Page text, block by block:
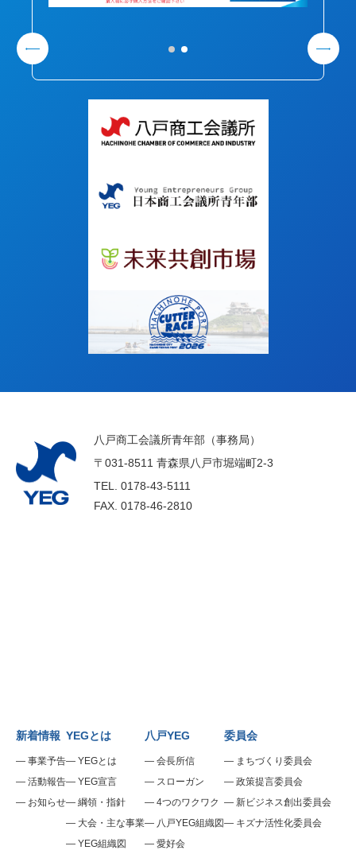
八戸商工会議所青年部（事務局）
〒031-8511 青森県八戸市堀端町2-3
TEL. 0178-43-5111
FAX. 0178-46-2810
新着情報
事業予告
活動報告
お知らせ
YEGとは
YEGとは
YEG宣言
綱領・指針
大会・主な事業
YEG組織図
八戸YEG
会長所信
スローガン
4つのワクワク
八戸YEG組織図
愛好会
委員会
まちづくり委員会
政策提言委員会
新ビジネス創出委員会
キズナ活性化委員会